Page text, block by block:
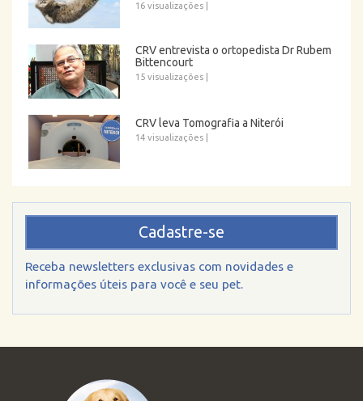
16 visualizações
CRV entrevista o ortopedista Dr Rubem
Bittencourt
15 visualizações
CRV leva Tomografia a Niterói
14 visualizações
Cadastre-se
Receba newsletters exclusivas com novidades e
informações úteis para você e seu pet.